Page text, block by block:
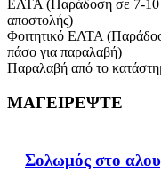
ΕΛΤΑ (Παράδοση σε 7-10
αποστολής)
Φοιτητικό ΕΛΤΑ
πάσο για παραλαβή)
Παραλαβή από το
ΜΑΓΕΙΡΕΨΤΕ
Σολωμός στο